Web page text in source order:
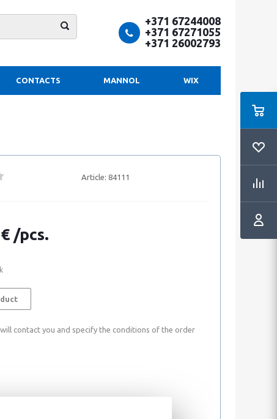
+371 67244008
+371 67271055
+371 26002793
CONTACTS MANNOL WIX
Article: 84111
/pcs.
contact you and specify the conditions of the order